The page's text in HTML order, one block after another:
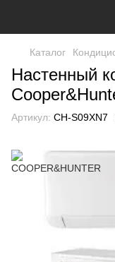
Каталог
Настенный
Артикул: CH-S09XN7